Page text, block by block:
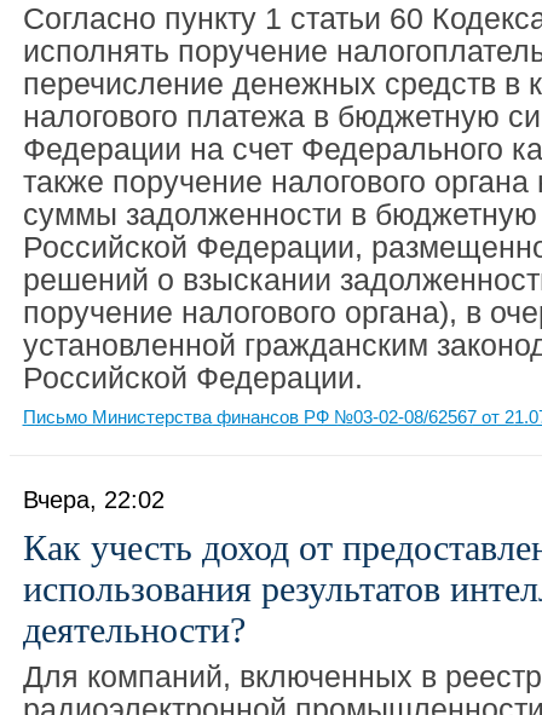
Согласно пункту 1 статьи 60
исполнять поручение
перечисление денежных средств в
налогового платежа в бюджетную
Федерации на счет Федерального
также поручение налогового
суммы задолженности в бюджетную
Российской Федерации,
решений о взыскании
поручение налогового органа), в
установленной гражданским
Российской Федерации.
Письмо Министерства финансов РФ №03-02-08/62567 от
Вчера, 22:02
Как учесть доход от
использования результатов
деятельности?
Для компаний, включенных в